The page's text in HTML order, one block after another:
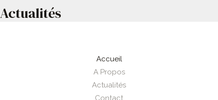
Actualités
Accueil
A Propos
Actualités
Contact